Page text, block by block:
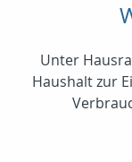
Unter
Haushalt zur